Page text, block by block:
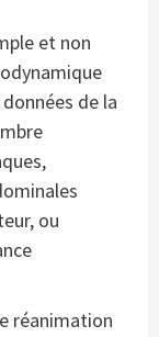
et non
de la
ou
réanimation